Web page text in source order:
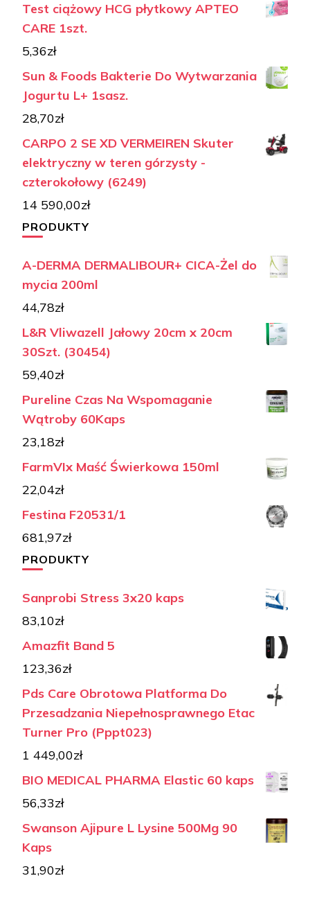
Test ciążowy HCG płytkowy APTEO
CARE 1szt.
5,36zł
Sun & Foods Bakterie Do Wytwarzania
Jogurtu L+ 1sasz.
28,70zł
CARPO 2 SE XD VERMEIREN Skuter
elektryczny w teren górzysty -
czterokołowy (6249)
14 590,00zł
PRODUKTY
A-DERMA DERMALIBOUR+ CICA-Żel do
mycia 200ml
44,78zł
L&R Vliwazell Jałowy 20cm x 20cm
30Szt. (30454)
59,40zł
Pureline Czas Na Wspomaganie
Wątroby 60Kaps
23,18zł
FarmVIx Maść Świerkowa 150ml
22,04zł
Festina F20531/1
681,97zł
PRODUKTY
Sanprobi Stress 3x20 kaps
83,10zł
Amazfit Band 5
123,36zł
Pds Care Obrotowa Platforma Do
Przesadzania Niepełnosprawnego Etac
Turner Pro (Pppt023)
1 449,00zł
BIO MEDICAL PHARMA Elastic 60 kaps
56,33zł
Swanson Ajipure L Lysine 500Mg 90
Kaps
31,90zł